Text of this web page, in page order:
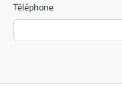
Téléphone